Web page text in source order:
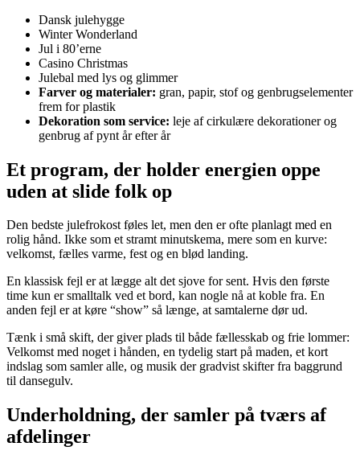
Dansk julehygge
Winter Wonderland
Jul i 80’erne
Casino Christmas
Julebal med lys og glimmer
Farver og materialer: gran, papir, stof og genbrugselementer
frem for plastik
Dekoration som service: leje af cirkulære dekorationer og
genbrug af pynt år efter år
Et program, der holder energien oppe
uden at slide folk op
Den bedste julefrokost føles let, men den er ofte planlagt med en
rolig hånd. Ikke som et stramt minutskema, mere som en kurve:
velkomst, fælles varme, fest og en blød landing.
En klassisk fejl er at lægge alt det sjove for sent. Hvis den første
time kun er smalltalk ved et bord, kan nogle nå at koble fra. En
anden fejl er at køre “show” så længe, at samtalerne dør ud.
Tænk i små skift, der giver plads til både fællesskab og frie lommer:
Velkomst med noget i hånden, en tydelig start på maden, et kort
indslag som samler alle, og musik der gradvist skifter fra baggrund
til dansegulv.
Underholdning, der samler på tværs af
afdelinger